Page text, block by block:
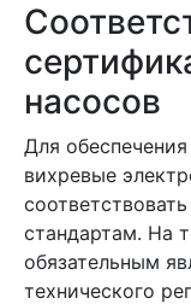
насосов
Для
вихревые
стандартам. На
обязательным
технического